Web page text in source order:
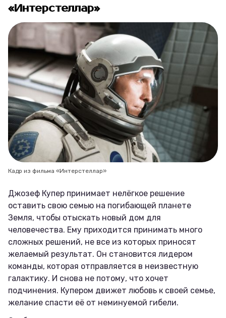
«Интерстеллар»
Кадр из фильма «Интерстеллар»
Джозеф Купер принимает нелёгкое решение
оставить свою семью на погибающей планете
Земля, чтобы отыскать новый дом для
человечества. Ему приходится принимать много
сложных решений, не все из которых приносят
желаемый результат. Он становится лидером
команды, которая отправляется в неизвестную
галактику. И снова не потому, что хочет
подчинения. Купером движет любовь к своей семье,
желание спасти её от неминуемой гибели.